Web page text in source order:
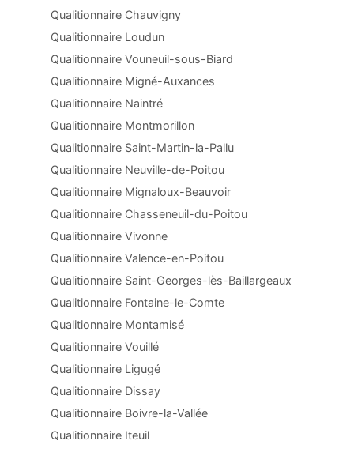
Qualitionnaire Chauvigny
Qualitionnaire Loudun
Qualitionnaire Vouneuil-sous-Biard
Qualitionnaire Migné-Auxances
Qualitionnaire Naintré
Qualitionnaire Montmorillon
Qualitionnaire Saint-Martin-la-Pallu
Qualitionnaire Neuville-de-Poitou
Qualitionnaire Mignaloux-Beauvoir
Qualitionnaire Chasseneuil-du-Poitou
Qualitionnaire Vivonne
Qualitionnaire Valence-en-Poitou
Qualitionnaire Saint-Georges-lès-Baillargeaux
Qualitionnaire Fontaine-le-Comte
Qualitionnaire Montamisé
Qualitionnaire Vouillé
Qualitionnaire Ligugé
Qualitionnaire Dissay
Qualitionnaire Boivre-la-Vallée
Qualitionnaire Iteuil